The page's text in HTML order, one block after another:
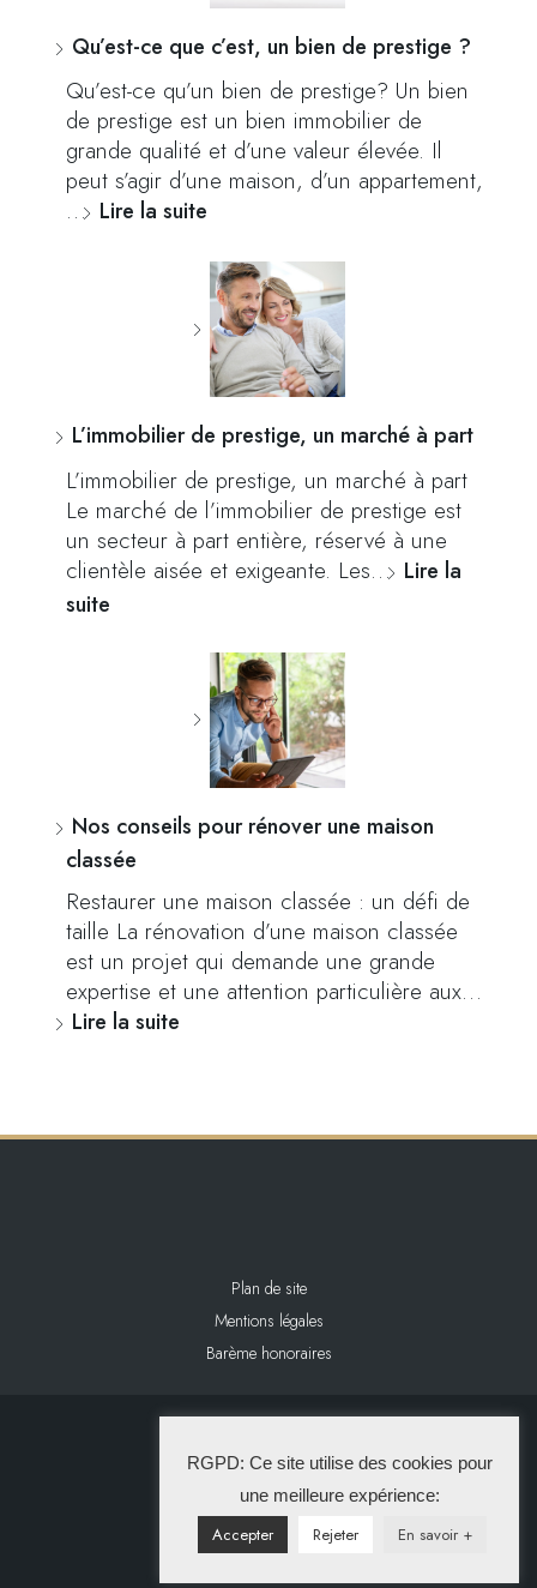
Qu’est-ce que c’est, un bien de prestige ?
Qu’est-ce qu’un bien de prestige? Un bien
de prestige est un bien immobilier de
grande qualité et d’une valeur élevée. Il
peut s’agir d’une maison, d’un appartement,
… Lire la suite
L’immobilier de prestige, un marché à part
L’immobilier de prestige, un marché à part
Le marché de l’immobilier de prestige est
un secteur à part entière, réservé à une
clientèle aisée et exigeante. Les… Lire la
suite
Nos conseils pour rénover une maison
classée
Restaurer une maison classée : un défi de
taille La rénovation d’une maison classée
est un projet qui demande une grande
expertise et une attention particulière aux…
Lire la suite
Plan de site
Mentions légales
Barème honoraires
La Solution Immo
RGPD: Ce site utilise des cookies pour
une meilleure expérience:
Accepter Rejeter En savoir +